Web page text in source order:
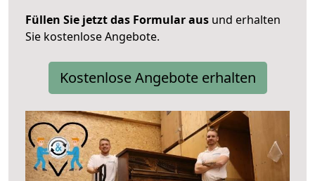
Füllen Sie jetzt das Formular aus und erhalten
Sie kostenlose Angebote.
Kostenlose Angebote erhalten